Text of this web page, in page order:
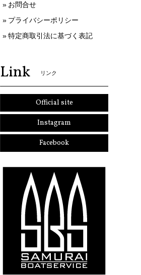
お問合せ
プライバシーポリシー
特定商取引法に基づく表記
Link リンク
Official site
Instagram
Facebook